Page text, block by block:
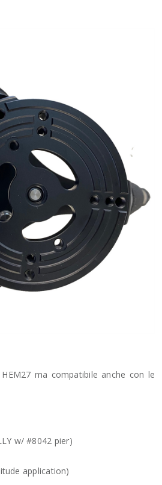
ma compatibile anche con le
w/ #8042 pier)
application)